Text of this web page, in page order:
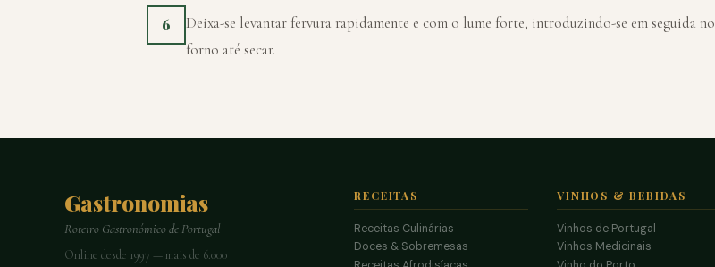
6
Deixa-se levantar fervura rapidamente e com o lume forte, introduzindo-se em seguida no
forno até secar.
Gastronomias
Roteiro Gastronómico de Portugal
Online desde 1997 — mais de 6.000
RECEITAS
Receitas Culinárias
Doces & Sobremesas
VINHOS & BEBIDAS
Vinhos de Portugal
Vinhos Medicinais